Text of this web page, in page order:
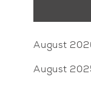
August
August